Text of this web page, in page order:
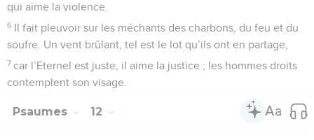
qui aime la violence.
6 Il fait pleuvoir sur les méchants des charbons, du feu et du
soufre. Un vent brûlant, tel est le lot qu’ils ont en partage,
7 car l’Eternel est juste, il aime la justice ; les hommes droits
contemplent son visage.
Psaumes 12